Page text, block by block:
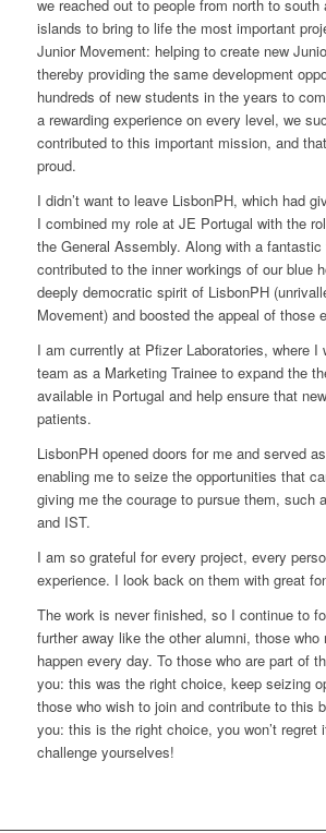
we reached out to people from north to south
islands to bring to life the most important
Junior Movement: helping to create new
thereby providing the same development
hundreds of new students in the years to
a rewarding experience on every level, we
contributed to this important mission, and
proud.
I didn’t want to leave LisbonPH, which had
I combined my role at JE Portugal with the
the General Assembly. Along with a fantastic
contributed to the inner workings of our blue
deeply democratic spirit of LisbonPH
Movement) and boosted the appeal of those
I am currently at Pfizer Laboratories, where I
team as a Marketing Trainee to expand the
available in Portugal and help ensure that
patients.
LisbonPH opened doors for me and served
enabling me to seize the opportunities that
giving me the courage to pursue them, such
and IST.
I am so grateful for every project, every
experience. I look back on them with great
The work is never finished, so I continue to
further away like the otheralumni, those who
happen every day. To those who are part of
you: this was the right choice, keep seizing
those who wish to join and contribute to this
you: this is the right choice, you won’t regret
challenge yourselves!